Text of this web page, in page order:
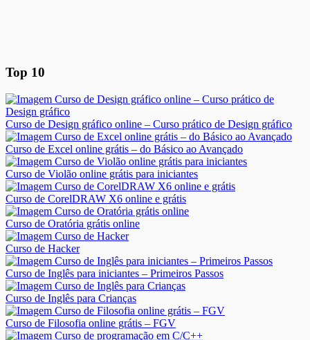
Top 10
Curso de Design gráfico online – Curso prático de Design gráfico
Curso de Excel online grátis – do Básico ao Avançado
Curso de Violão online grátis para iniciantes
Curso de CorelDRAW X6 online e grátis
Curso de Oratória grátis online
Curso de Hacker
Curso de Inglês para iniciantes – Primeiros Passos
Curso de Inglês para Crianças
Curso de Filosofia online grátis – FGV